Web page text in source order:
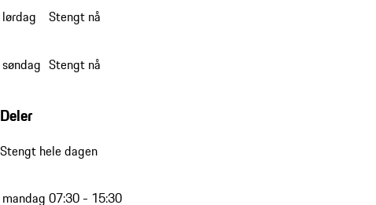
lørdag Stengt nå
søndag Stengt nå
Deler
Stengt hele dagen
mandag 07:30 - 15:30